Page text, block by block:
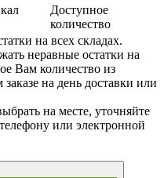
Доступное
количество
на всех складах.
неравные остатки на
Вам количество из
на день доставки или
на месте, уточняйте
или электронной